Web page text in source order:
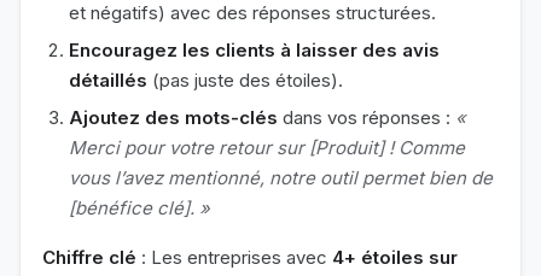
et négatifs) avec des réponses structurées.
Encouragez les clients à laisser des avis
détaillés (pas juste des étoiles).
Ajoutez des mots-clés dans vos réponses : «
Merci pour votre retour sur [Produit] ! Comme
vous l’avez mentionné, notre outil permet bien de
[bénéfice clé]. »
Chiffre clé : Les entreprises avec 4+ étoiles sur